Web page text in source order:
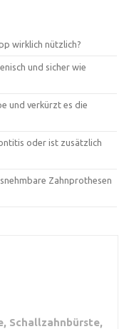
wirklich nützlich?
und sicher wie
und verkürzt es die
oder ist zusätzlich
Zahnprothesen
Schallzahnbürste,